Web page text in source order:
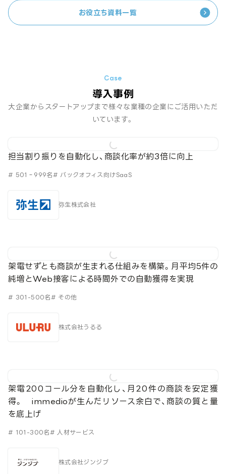
お役立ち資料一覧
導入事例
大企業からスタートアップまで様々な業種の企業にご活用いただ
いています。
担当割り振りを自動化し、商談化率が約3倍に向上
# 501‐999名# バックオフィス向けSaaS
弥生株式会社
架電せずとも商談が生まれる仕組みを構築。月平均5件の
純増とWeb接客による時間外での自動獲得を実現
# 301-500名# その他
株式会社うるる
架電200コール分を自動化し、月20件の商談を安定獲
得。 immedioが生んだリソース余白で、商談の質と量
を底上げ
# 101-300名# 人材サービス
株式会社ジンジブ